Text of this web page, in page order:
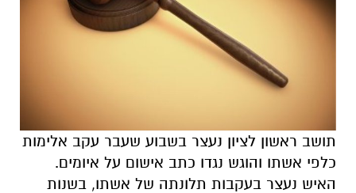
תושב ראשון לציון נעצר בשבוע שעבר עקב אלימות
כלפי אשתו והוגש נגדו כתב אישום על איומים.
האיש נעצר בעקבות תלונתה של אשתו, בשנות